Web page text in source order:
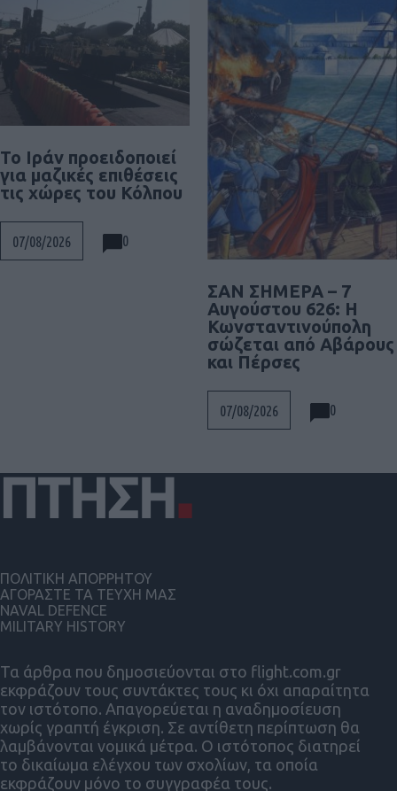
Το Ιράν προειδοποιεί
για μαζικές επιθέσεις
τις χώρες του Κόλπου
07/08/2026 0
ΣΑΝ ΣΗΜΕΡΑ – 7
Αυγούστου 626: Η
Κωνσταντινούπολη
σώζεται από Αβάρους
και Πέρσες
07/08/2026 0
Τα άρθρα που δημοσιεύονται στο flight.com.gr
εκφράζουν τους συντάκτες τους κι όχι απαραίτητα
τον ιστότοπο. Απαγορεύεται η αναδημοσίευση
χωρίς γραπτή έγκριση. Σε αντίθετη περίπτωση θα
λαμβάνονται νομικά μέτρα. Ο ιστότοπος διατηρεί
το δικαίωμα ελέγχου των σχολίων, τα οποία
εκφράζουν μόνο το συγγραφέα τους.
ΠΟΛΙΤΙΚΗ ΑΠΟΡΡΗΤΟΥ
ΑΓΟΡΑΣΤΕ ΤΑ ΤΕΥΧΗ ΜΑΣ
NAVAL DEFENCE
MILITARY HISTORY